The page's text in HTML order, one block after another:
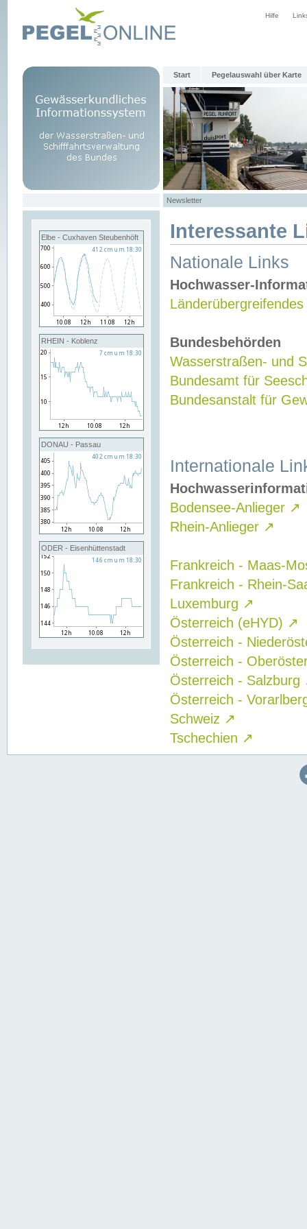
Hilfe
Start Pegelauswahl über Karte
Newsletter
Elbe - Cuxhaven Steubenhöft
RHEIN - Koblenz
DONAU - Passau
ODER - Eisenhüttenstadt
Interessante
Nationale Links
Hochwasser-
Bundesbehörden
Wasserstraßen- und
Bundesamt für
Bundesanstalt für
Internationale
Bodensee-Anlieger ↗
Rhein-Anlieger ↗
Frankreich - Maas-
Frankreich - Rhein-
Luxemburg ↗
Österreich (eHYD) ↗
Österreich -
Österreich -
Österreich - Salzburg
Österreich -
Schweiz ↗
Tschechien ↗